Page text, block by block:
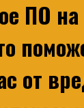
ПО
от